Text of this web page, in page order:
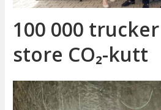
100 000
store CO₂-kutt